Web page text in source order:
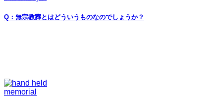
Q：無宗教葬とはどういうものなのでしょうか？